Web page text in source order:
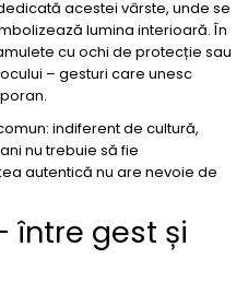
acestei vârste, unde se
lumina interioară. În
cu ochi de protecție sau
– gesturi care unesc
indiferent de cultură,
nu trebuie să fie
autentică nu are nevoie de
între gest și